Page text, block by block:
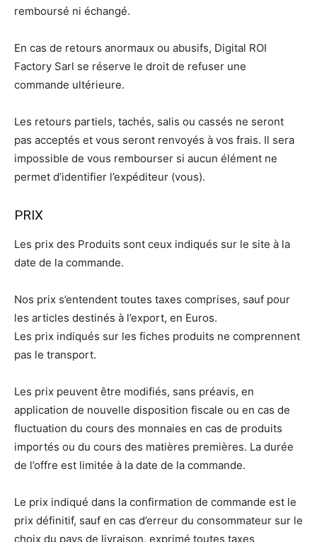
remboursé ni échangé.
En cas de retours anormaux ou abusifs, Digital ROI
Factory Sarl se réserve le droit de refuser une
commande ultérieure.
Les retours partiels, tachés, salis ou cassés ne seront
pas acceptés et vous seront renvoyés à vos frais. Il sera
impossible de vous rembourser si aucun élément ne
permet d’identifier l’expéditeur (vous).
PRIX
Les prix des Produits sont ceux indiqués sur le site à la
date de la commande.
Nos prix s’entendent toutes taxes comprises, sauf pour
les articles destinés à l’export, en Euros.
Les prix indiqués sur les fiches produits ne comprennent
pas le transport.
Les prix peuvent être modifiés, sans préavis, en
application de nouvelle disposition fiscale ou en cas de
fluctuation du cours des monnaies en cas de produits
importés ou du cours des matières premières. La durée
de l’offre est limitée à la date de la commande.
Le prix indiqué dans la confirmation de commande est le
prix définitif, sauf en cas d’erreur du consommateur sur le
choix du pays de livraison, exprimé toutes taxes